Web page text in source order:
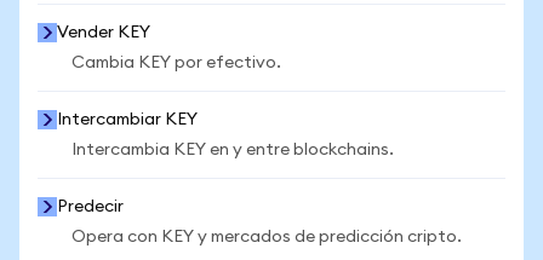
Vender KEY
Cambia KEY por efectivo.
Intercambiar KEY
Intercambia KEY en y entre blockchains.
Predecir
Opera con KEY y mercados de predicción cripto.